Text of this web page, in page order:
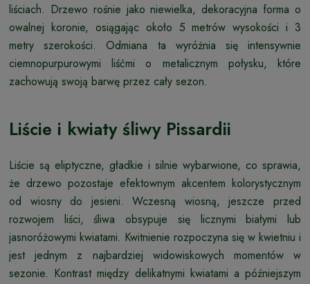
liściach. Drzewo rośnie jako niewielka, dekoracyjna forma o
owalnej koronie, osiągając około 5 metrów wysokości i 3
metry szerokości. Odmiana ta wyróżnia się intensywnie
ciemnopurpurowymi liśćmi o metalicznym połysku, które
zachowują swoją barwę przez cały sezon.
Liście i kwiaty śliwy Pissardii
Liście są eliptyczne, gładkie i silnie wybarwione, co sprawia,
że drzewo pozostaje efektownym akcentem kolorystycznym
od wiosny do jesieni. Wczesną wiosną, jeszcze przed
rozwojem liści, śliwa obsypuje się licznymi białymi lub
jasnoróżowymi kwiatami. Kwitnienie rozpoczyna się w kwietniu i
jest jednym z najbardziej widowiskowych momentów w
sezonie. Kontrast między delikatnymi kwiatami a późniejszym